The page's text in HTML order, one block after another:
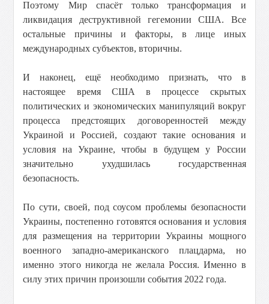
Поэтому Мир спасёт только трансформация и
ликвидация деструктивной гегемонии США. Все
остальные причины и факторы, в лице иных
международных субъектов, вторичны.
И наконец, ещё необходимо признать, что в
настоящее время США в процессе скрытых
политических и экономических манипуляций вокруг
процесса предстоящих договоренностей между
Украиной и Россией, создают такие основания и
условия на Украине, чтобы в будущем у России
значительно ухудшилась государственная
безопасность.
По сути, своей, под соусом проблемы безопасности
Украины, постепенно готовятся основания и условия
для размещения на территории Украины мощного
военного западно-американского плацдарма, но
именно этого никогда не желала Россия. Именно в
силу этих причин произошли события 2022 года.